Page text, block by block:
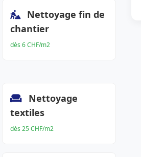
Nettoyage fin de
chantier
dès 6 CHF/m2
Nettoyage
textiles
dès 25 CHF/m2